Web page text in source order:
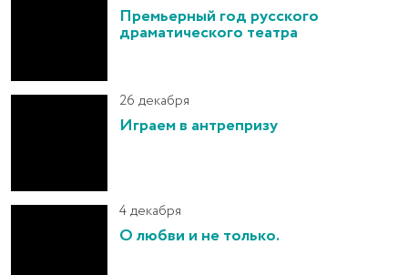
Премьерный год русского
драматического театра
26 декабря
Играем в антрепризу
4 декабря
О любви и не только.